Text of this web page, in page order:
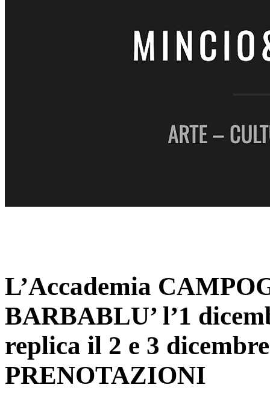
L’Accademia
BARBABLU’ l’1
replica il 2 e 3
PRENOTAZIONI